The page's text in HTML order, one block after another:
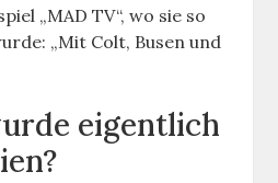
„MAD TV“, wo sie so
„Mit Colt, Busen und
eigentlich